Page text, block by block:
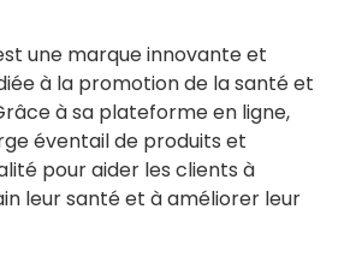
est une marque innovante et
à la promotion de la santé et
à sa plateforme en ligne,
éventail de produits et
pour aider les clients à
leur santé et à améliorer leur